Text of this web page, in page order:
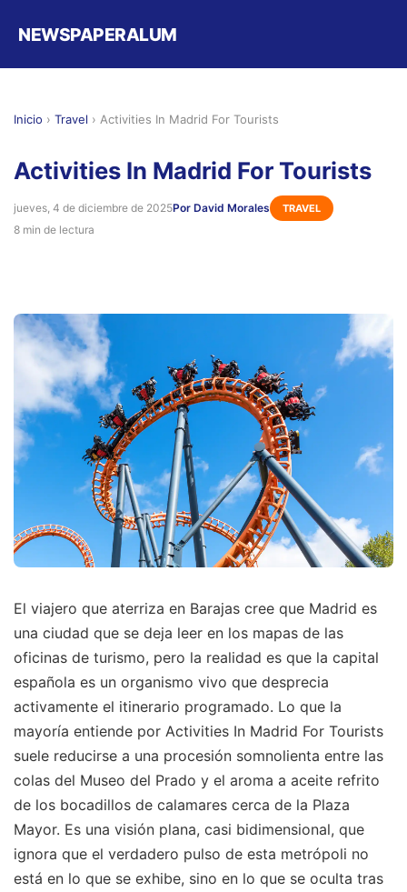
NEWSPAPERALUM
Inicio › Travel › Activities In Madrid For Tourists
Activities In Madrid For Tourists
jueves, 4 de diciembre de 2025Por David Morales TRAVEL
8 min de lectura
El viajero que aterriza en Barajas cree que Madrid es
una ciudad que se deja leer en los mapas de las
oficinas de turismo, pero la realidad es que la capital
española es un organismo vivo que desprecia
activamente el itinerario programado. Lo que la
mayoría entiende por Activities In Madrid For Tourists
suele reducirse a una procesión somnolienta entre las
colas del Museo del Prado y el aroma a aceite refrito
de los bocadillos de calamares cerca de la Plaza
Mayor. Es una visión plana, casi bidimensional, que
ignora que el verdadero pulso de esta metrópoli no
está en lo que se exhibe, sino en lo que se oculta tras